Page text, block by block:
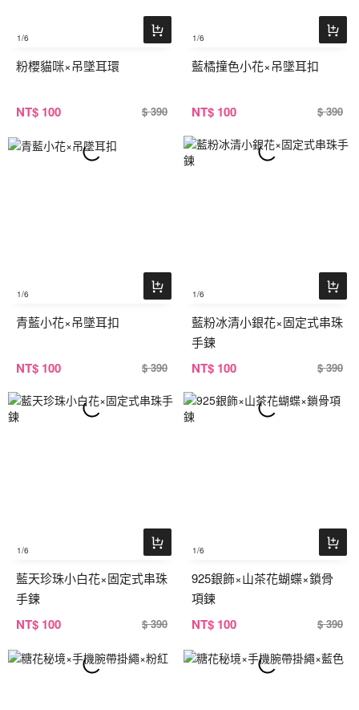
1/6
粉櫻貓咪×吊墜耳環
NT$ 100 $ 390
1/6
藍橘撞色小花×吊墜耳扣
NT$ 100 $ 390
1/6
青藍小花×吊墜耳扣
NT$ 100 $ 390
1/6
藍粉冰清小銀花×固定式串珠
手鍊
NT$ 100 $ 390
1/6
藍天珍珠小白花×固定式串珠
手鍊
NT$ 100 $ 390
1/6
925銀飾×山茶花蝴蝶×鎖骨
項鍊
NT$ 100 $ 390